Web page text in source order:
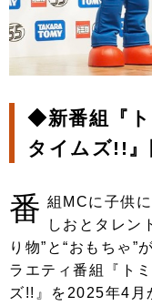
◆新番組『
タイムズ!!』
番 組MCに子供
しおとタレン
り物”と“おもちゃ”
ラエティ番組『ト
ズ!!』を2025年4月